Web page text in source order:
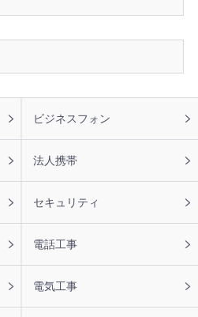
ビジネスフォン
法人携帯
セキュリティ
電話工事
電気工事